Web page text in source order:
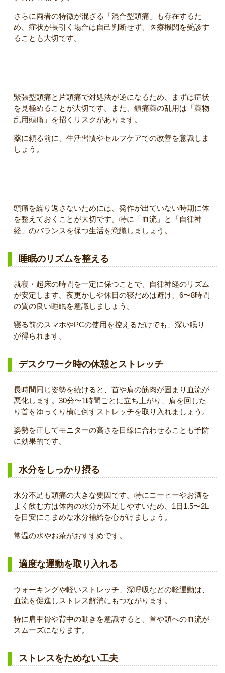
さらに両者の特徴が混ざる「混合型頭痛」も存在するた
め、症状が長引く場合は自己判断せず、医療機関を受診す
ることも大切です。
緊張型頭痛と片頭痛で対処法が逆になるため、まずは症状
を見極めることが大切です。また、鎮痛薬の乱用は「薬物
乱用頭痛」を招くリスクがあります。
薬に頼る前に、生活習慣やセルフケアでの改善を意識しま
しょう。
頭痛を繰り返さないためには、発作が出ていない時期に体
を整えておくことが大切です。特に「血流」と「自律神
経」のバランスを保つ生活を意識しましょう。
睡眠のリズムを整える
就寝・起床の時間を一定に保つことで、自律神経のリズム
が安定します。夜更かしや休日の寝だめは避け、6〜8時間
の質の良い睡眠を意識しましょう。
寝る前のスマホやPCの使用を控えるだけでも、深い眠り
が得られます。
デスクワーク時の休憩とストレッチ
長時間同じ姿勢を続けると、首や肩の筋肉が固まり血流が
悪化します。30分〜1時間ごとに立ち上がり、肩を回した
り首をゆっくり横に倒すストレッチを取り入れましょう。
姿勢を正してモニターの高さを目線に合わせることも予防
に効果的です。
水分をしっかり摂る
水分不足も頭痛の大きな要因です。特にコーヒーやお酒を
よく飲む方は体内の水分が不足しやすいため、1日1.5〜2L
を目安にこまめな水分補給を心がけましょう。
常温の水やお茶がおすすめです。
適度な運動を取り入れる
ウォーキングや軽いストレッチ、深呼吸などの軽運動は、
血流を促進しストレス解消にもつながります。
特に肩甲骨や背中の動きを意識すると、首や頭への血流が
スムーズになります。
ストレスをためない工夫